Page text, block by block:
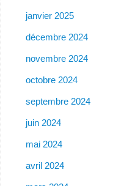
janvier 2025
décembre 2024
novembre 2024
octobre 2024
septembre 2024
juin 2024
mai 2024
avril 2024